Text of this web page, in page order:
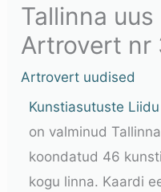
Tallinna
Artrovert nr
Artrovert uudised
Kunstiasutuste Liidu
on valminud
koondatud 46
kogu linna. Kaardi